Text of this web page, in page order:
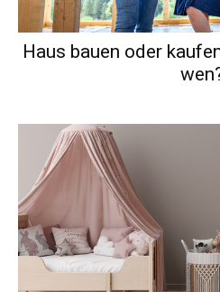
Haus bauen oder